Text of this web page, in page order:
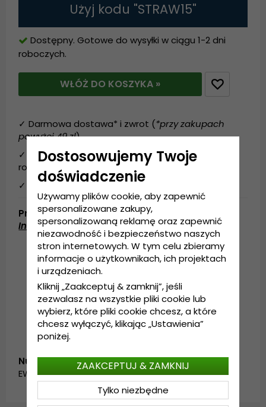
Użyj kodu "STRAW15"
Dostępny. Gotowe do wysyłki w ciągu 1-2 dni
roboczych.
WŁÓŻ DO KOSZYKA »
✓ Darmowa dostawa* i zwrot (*przy zakupach
powyżej 49 zl)
✓ Wyślemy Twoje zamówienie w ciągu 1-2 dni
roboczych.
✓ 14 dni na anulowanie zamówienia.
Produktbeskrivning
Informacje szczegółowe:
Wykonanie: 60% bawełny, 40% poliestru
Rozmiar uniwersalny
Regulacja z tyłu czapki.
Wyprodukowano w Chinach
Numer artykułu:
EWB0318205.F3
Dostosowujemy Twoje
doświadczenie
Używamy plików cookie, aby zapewnić
spersonalizowane zakupy,
spersonalizowaną reklamę oraz zapewnić
niezawodność i bezpieczeństwo naszych
stron internetowych. W tym celu zbieramy
informacje o użytkownikach, ich projektach
i urządzeniach.
Kliknij „Zaakceptuj & zamknij”, jeśli
zezwalasz na wszystkie pliki cookie lub
wybierz, które pliki cookie chcesz, a które
chcesz wyłączyć, klikając „Ustawienia”
poniżej.
Tylko niezbędne
ZAAKCEPTUJ & ZAMKNIJ